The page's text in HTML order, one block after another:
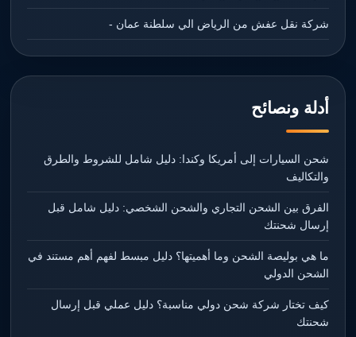
شركة نقل عفش من الرياض الي سلطنة عمان -
أدلة ونصائح
شحن السيارات إلى أمريكا وكندا: دليل شامل للشروط والطرق
والتكاليف
الفرق بين الشحن التجاري والشحن الشخصي: دليل شامل قبل
إرسال شحنتك
ما هي بوليصة الشحن وما أهميتها؟ دليل مبسط لفهم أهم مستند في
الشحن الدولي
كيف تختار شركة شحن دولي مناسبة؟ دليل عملي قبل إرسال
شحنتك